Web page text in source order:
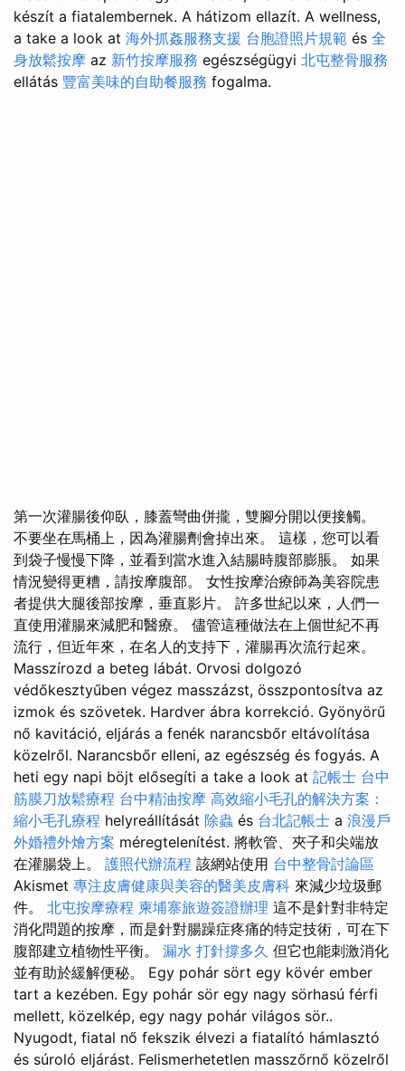
készít a fiatalembernek. A hátizom ellazít. A wellness,
a take a look at 海外抓姦服務支援 台胞證照片規範 és 全
身放鬆按摩 az 新竹按摩服務 egészségügyi 北屯整骨服務
ellátás 豐富美味的自助餐服務 fogalma.
第一次灌腸後仰臥，膝蓋彎曲併攏，雙腳分開以便接觸。
不要坐在馬桶上，因為灌腸劑會掉出來。 這樣，您可以看
到袋子慢慢下降，並看到當水進入結腸時腹部膨脹。 如果
情況變得更糟，請按摩腹部。 女性按摩治療師為美容院患
者提供大腿後部按摩，垂直影片。 許多世紀以來，人們一
直使用灌腸來減肥和醫療。 儘管這種做法在上個世紀不再
流行，但近年來，在名人的支持下，灌腸再次流行起來。
Masszírozd a beteg lábát. Orvosi dolgozó
védőkesztyűben végez masszázst, összpontosítva az
izmok és szövetek. Hardver ábra korrekció. Gyönyörű
nő kavitáció, eljárás a fenék narancsbőr eltávolítása
közelről. Narancsbőr elleni, az egészség és fogyás. A
heti egy napi böjt elősegíti a take a look at 記帳士 台中
筋膜刀放鬆療程 台中精油按摩 高效縮小毛孔的解決方案：
縮小毛孔療程 helyreállítását 除蟲 és 台北記帳士 a 浪漫戶
外婚禮外燴方案 méregtelenítést. 將軟管、夾子和尖端放
在灌腸袋上。 護照代辦流程 該網站使用 台中整骨討論區
Akismet 專注皮膚健康與美容的醫美皮膚科 來減少垃圾郵
件。 北屯按摩療程 柬埔寨旅遊簽證辦理 這不是針對非特定
消化問題的按摩，而是針對腸躁症疼痛的特定技術，可在下
腹部建立植物性平衡。 漏水 打針撐多久 但它也能刺激消化
並有助於緩解便秘。 Egy pohár sört egy kövér ember
tart a kezében. Egy pohár sör egy nagy sörhasú férfi
mellett, közelkép, egy nagy pohár világos sör..
Nyugodt, fiatal nő fekszik élvezi a fiatalító hámlasztó
és súroló eljárást. Felismerhetetlen masszőrnő közelről